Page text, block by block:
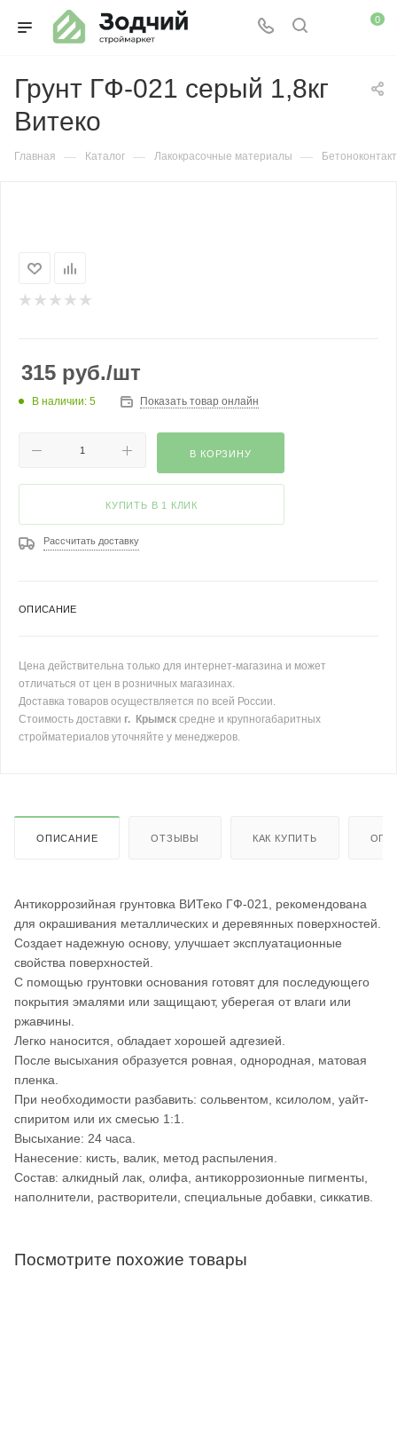
0
Грунт ГФ-021 серый 1,8кг
Витеко
Главная — Каталог — Лакокрасочные материалы —
315 руб./шт
В наличии: 5 Показать товар онлайн
В КОРЗИНУ
КУПИТЬ В 1 КЛИК
Рассчитать доставку
ОПИСАНИЕ
Цена действительна только для интернет-магазина и может
отличаться от цен в розничных магазинах.
Доставка товаров осуществляется по всей России.
Стоимость доставки г. Крымск средне и крупногабаритных
стройматериалов уточняйте у менеджеров.
ОПИСАНИЕ ОТЗЫВЫ КАК КУПИТЬ
Антикоррозийная грунтовка ВИТеко ГФ-021, рекомендована
для окрашивания металлических и деревянных поверхностей.
Создает надежную основу, улучшает эксплуатационные
свойства поверхностей.
С помощью грунтовки основания готовят для последующего
покрытия эмалями или защищают, уберегая от влаги или
ржавчины.
Легко наносится, обладает хорошей адгезией.
После высыхания образуется ровная, однородная, матовая
пленка.
При необходимости разбавить: сольвентом, ксилолом, уайт-
спиритом или их смесью 1:1.
Высыхание: 24 часа.
Нанесение: кисть, валик, метод распыления.
Состав: алкидный лак, олифа, антикоррозионные пигменты,
наполнители, растворители, специальные добавки, сиккатив.
Посмотрите похожие товары